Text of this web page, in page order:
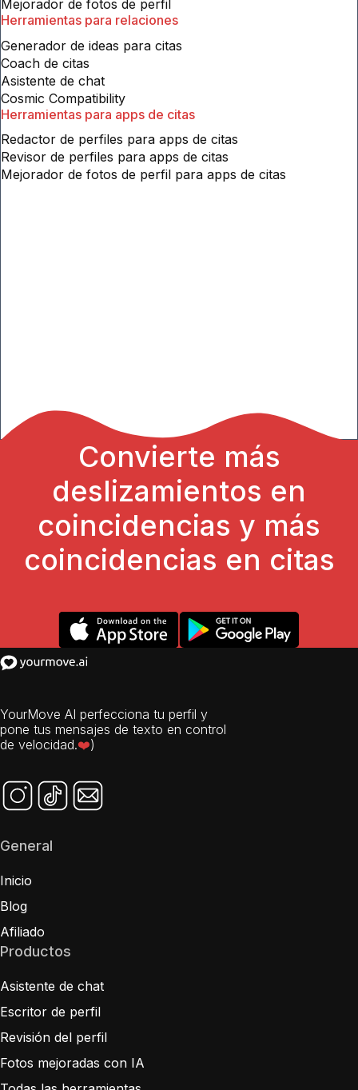
Agrega un perro a tu foto
Elimina a tu ex de la foto
Transforma fotos al instante con magia de IA
Mejorador de fotos de perfil
Herramientas para relaciones
Generador de ideas para citas
Coach de citas
Asistente de chat
Cosmic Compatibility
Herramientas para apps de citas
Convierte más
deslizamientos en
coincidencias en citas
General
Inicio
Afiliado
Productos
Asistente de chat
Escritor de perfil
pone tus mensajes de texto en control
de velocidad.❤️)